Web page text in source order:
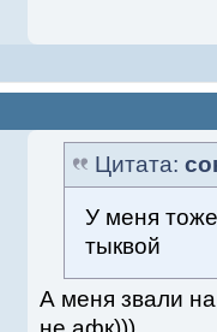
Цитата:
У меня
тыквой
А меня звали